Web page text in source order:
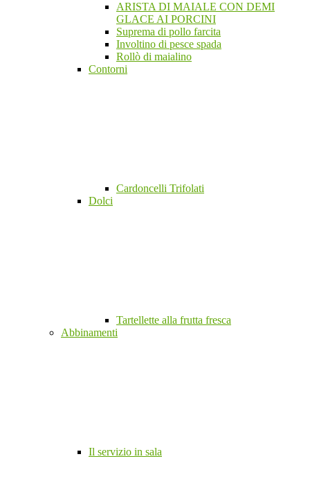
ARISTA DI MAIALE CON DEMI
GLACE AI PORCINI
Suprema di pollo farcita
Involtino di pesce spada
Rollò di maialino
Contorni
Cardoncelli Trifolati
Dolci
Tartellette alla frutta fresca
Abbinamenti
Il servizio in sala